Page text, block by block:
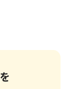
を